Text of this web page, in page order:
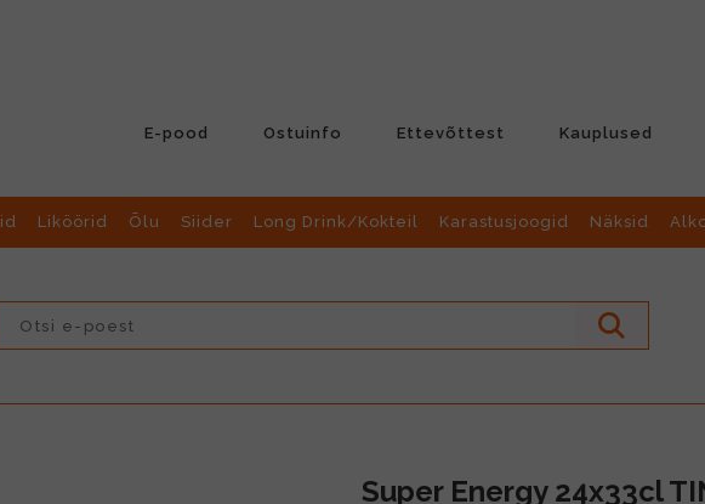
E-pood Ostuinfo Ettevõttest Kauplused
Liköörid Õlu Siider Long Drink/Kokteil Karastusjoogid Näksid
Super Energy 24x33cl